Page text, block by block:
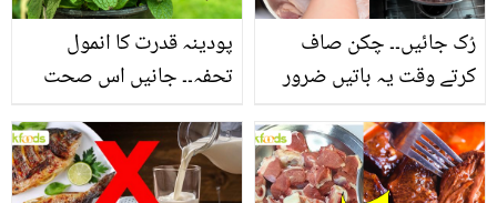
پودینہ قدرت کا انمول
تحفہ۔۔ جانیں اس صحت
انگیز طبی فوائد
رُک جائیں۔۔ چکن صاف
کرتے وقت یہ باتیں ضرور